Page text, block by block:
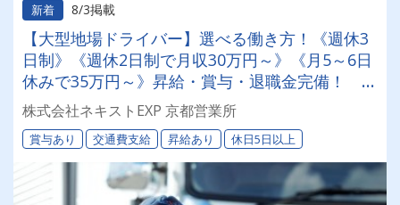
新着 8/3掲載
【大型地場ドライバー】選べる働き方！《週休3
日制》《週休2日制で月収30万円～》《月5～6日
休みで35万円～》昇給・賞与・退職金完備！ 手
積みほぼ無しの食品配送
株式会社ネキストEXP 京都営業所
賞与あり 交通費支給 昇給あり 休日5日以上